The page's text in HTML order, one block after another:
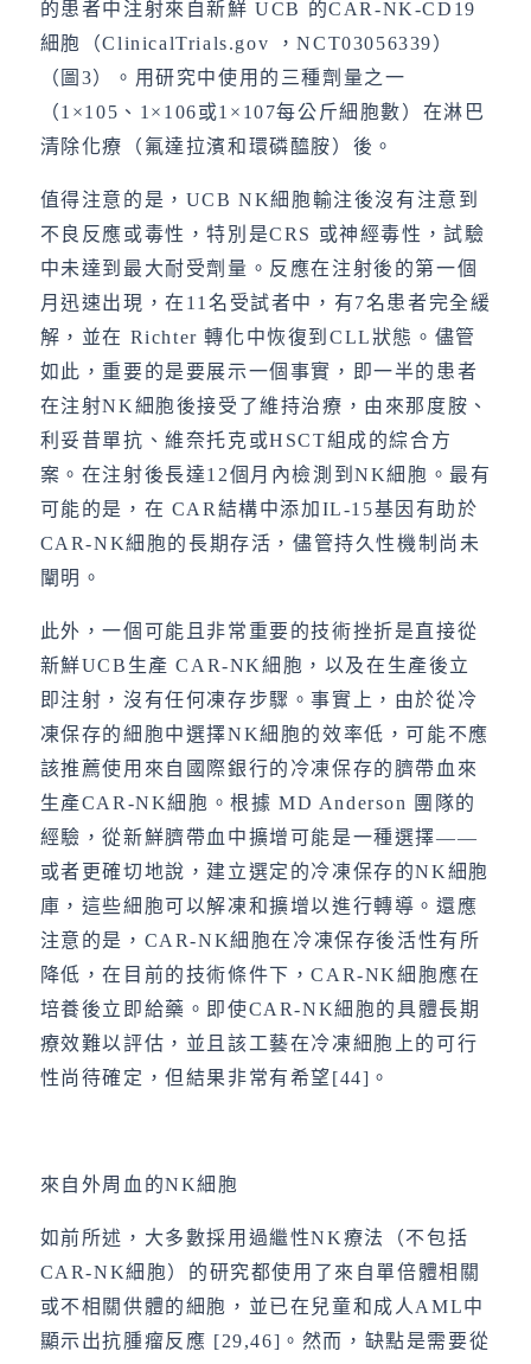
的患者中注射來自新鮮 UCB 的CAR-NK-CD19
細胞（ClinicalTrials.gov ，NCT03056339）
（圖3）。用研究中使用的三種劑量之一
（1×105、1×106或1×107每公斤細胞數）在淋巴
清除化療（氟達拉濱和環磷醯胺）後。
值得注意的是，UCB NK細胞輸注後沒有注意到
不良反應或毒性，特別是CRS 或神經毒性，試驗
中未達到最大耐受劑量。反應在注射後的第一個
月迅速出現，在11名受試者中，有7名患者完全緩
解，並在 Richter 轉化中恢復到CLL狀態。儘管
如此，重要的是要展示一個事實，即一半的患者
在注射NK細胞後接受了維持治療，由來那度胺、
利妥昔單抗、維奈托克或HSCT組成的綜合方
案。在注射後長達12個月內檢測到NK細胞。最有
可能的是，在 CAR結構中添加IL-15基因有助於
CAR-NK細胞的長期存活，儘管持久性機制尚未
闡明。
此外，一個可能且非常重要的技術挫折是直接從
新鮮UCB生產 CAR-NK細胞，以及在生產後立
即注射，沒有任何凍存步驟。事實上，由於從冷
凍保存的細胞中選擇NK細胞的效率低，可能不應
該推薦使用來自國際銀行的冷凍保存的臍帶血來
生產CAR-NK細胞。根據 MD Anderson 團隊的
經驗，從新鮮臍帶血中擴增可能是一種選擇——
或者更確切地說，建立選定的冷凍保存的NK細胞
庫，這些細胞可以解凍和擴增以進行轉導。還應
注意的是，CAR-NK細胞在冷凍保存後活性有所
降低，在目前的技術條件下，CAR-NK細胞應在
培養後立即給藥。即使CAR-NK細胞的具體長期
療效難以評估，並且該工藝在冷凍細胞上的可行
性尚待確定，但結果非常有希望[44]。
來自外周血的NK細胞
如前所述，大多數採用過繼性NK療法（不包括
CAR-NK細胞）的研究都使用了來自單倍體相關
或不相關供體的細胞，並已在兒童和成人AML中
顯示出抗腫瘤反應 [29,46]。然而，缺點是需要從